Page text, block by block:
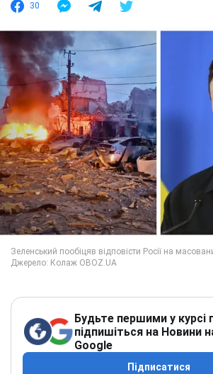
30
Будьте першими у курсі
підпишіться на Новини
Google
Підписатися